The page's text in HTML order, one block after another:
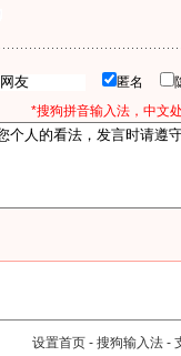
匿名
*搜狗拼音输入法，中文
设置首页 - 搜狗输入法 -